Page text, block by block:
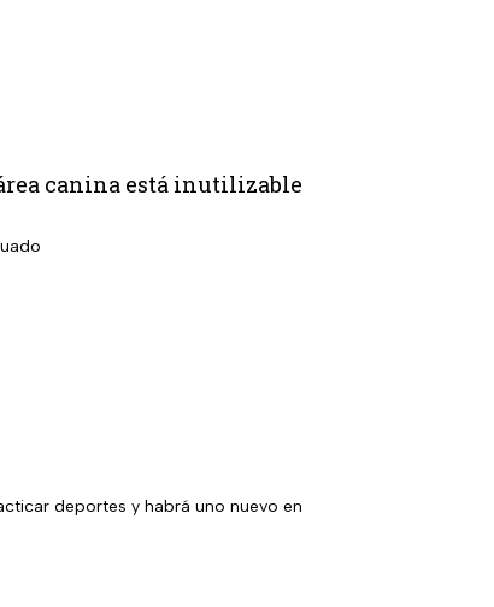
canina está inutilizable
deportes y habrá uno nuevo en